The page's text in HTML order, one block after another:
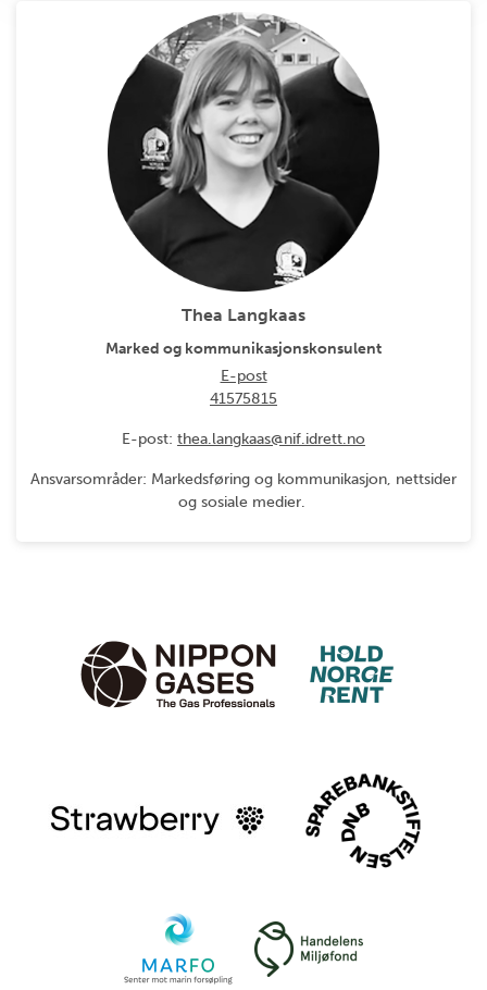
Thea Langkaas
Marked og kommunikasjonskonsulent
E-post
41575815
E-post: thea.langkaas@nif.idrett.no
Ansvarsområder: Markedsføring og kommunikasjon, nettsider
og sosiale medier.